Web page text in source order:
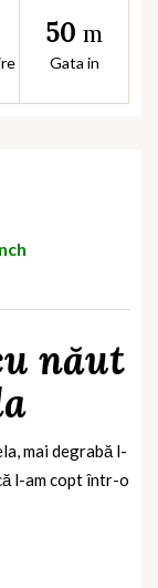
50 m
Gata in
năut
mai degrabă l-
l-am copt într-o